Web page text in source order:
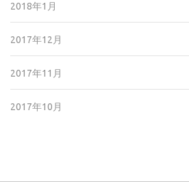
2018年1月
2017年12月
2017年11月
2017年10月